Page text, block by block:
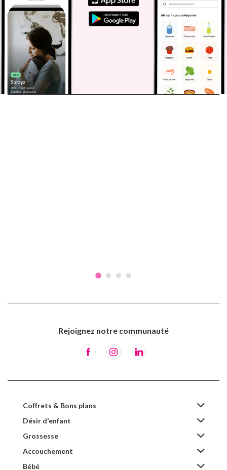
Rejoignez notre communauté
Coffrets & Bons plans
Désir d'enfant
Grossesse
Accouchement
Bébé